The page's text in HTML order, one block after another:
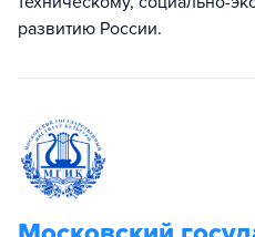
развитию России.